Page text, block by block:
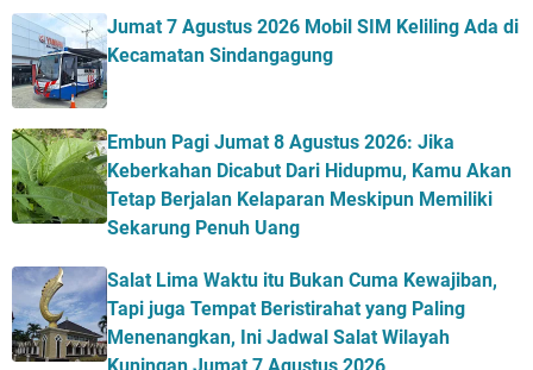
Jumat 7 Agustus 2026 Mobil SIM Keliling Ada di
Kecamatan Sindangagung
Embun Pagi Jumat 8 Agustus 2026: Jika
Keberkahan Dicabut Dari Hidupmu, Kamu Akan
Tetap Berjalan Kelaparan Meskipun Memiliki
Sekarung Penuh Uang
Salat Lima Waktu itu Bukan Cuma Kewajiban,
Tapi juga Tempat Beristirahat yang Paling
Menenangkan, Ini Jadwal Salat Wilayah
Kuningan Jumat 7 Agustus 2026